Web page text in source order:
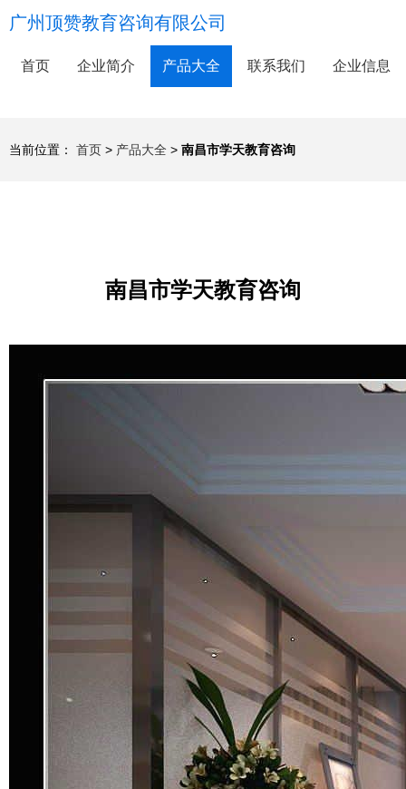
广州顶赞教育咨询有限公司
首页 企业简介 产品大全 联系我们 企业信息
当前位置： 首页 > 产品大全 > 南昌市学天教育咨询
南昌市学天教育咨询